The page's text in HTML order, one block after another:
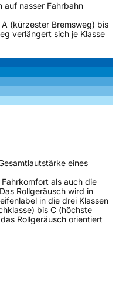
auf nasser Fahrbahn
(kürzester Bremsweg) bis
verlängert sich je Klasse
eines
als auch die
Rollgeräusch wird in
in die drei Klassen
bis C (höchste
Rollgeräusch orientiert